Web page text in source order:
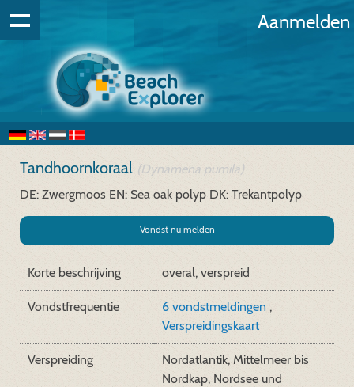
Aanmelden
Tandhoornkoraal (Dynamena pumila)
DE: Zwergmoos EN: Sea oak polyp DK: Trekantpolyp
Vondst nu melden
Korte beschrijving overal, verspreid
Vondstfrequentie 6 vondstmeldingen ,
Verspreidingskaart
Verspreiding
Nordatlantik, Mittelmeer bis
Nordkap, Nordsee und